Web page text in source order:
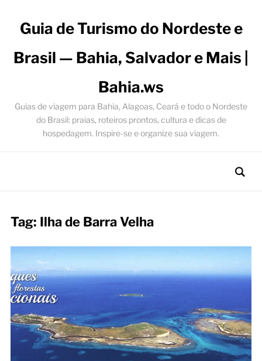
Guia de Turismo do Nordeste e
Brasil — Bahia, Salvador e Mais |
Bahia.ws
Guias de viagem para Bahia, Alagoas, Ceará e todo o Nordeste
do Brasil: praias, roteiros prontos, cultura e dicas de
hospedagem. Inspire-se e organize sua viagem.
Tag: Ilha de Barra Velha